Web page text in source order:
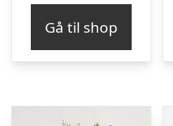
Gå til shop